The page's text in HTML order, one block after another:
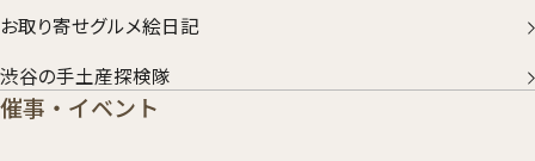
お取り寄せグルメ絵日記
渋谷の手土産探検隊
催事・イベント